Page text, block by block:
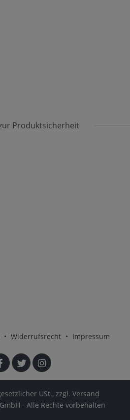
Produktsicherheit
• Widerrufsrecht • Impressum
USt., zzgl. Versand
- Alle Rechte vorbehalten